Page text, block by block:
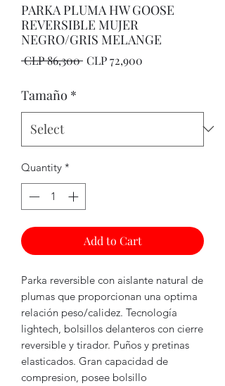
PARKA PLUMA HW GOOSE
REVERSIBLE MUJER
NEGRO/GRIS MELANGE
CLP 86,300 Regular
CLP 72,900
Tamaño *
Quantity *
Add to Cart
Parka reversible con aislante natural de
plumas que proporcionan una optima
relación peso/calidez. Tecnología
lightech, bolsillos delanteros con cierre
reversible y tirador. Puños y pretinas
elasticados. Gran capacidad de
compresion, posee bolsillo